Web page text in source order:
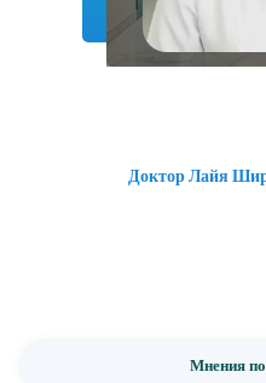
Доктор Лайя
Мнения